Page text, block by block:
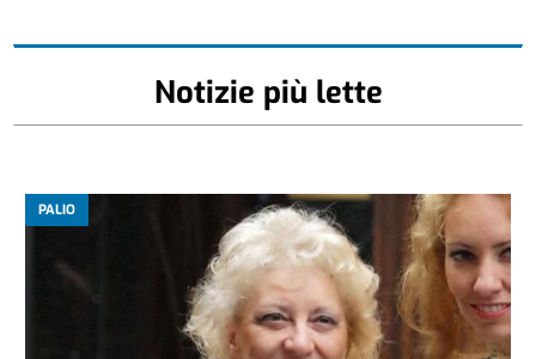
Notizie più lette
PALIO